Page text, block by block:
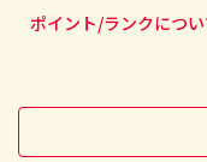
ポイント/ランクにつ